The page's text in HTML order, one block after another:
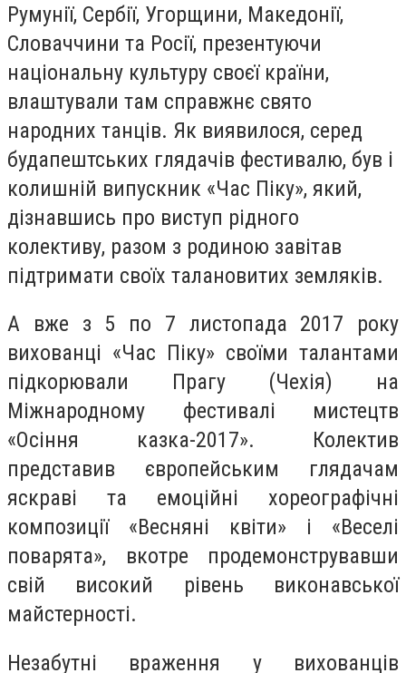
Румунії, Сербії, Угорщини, Македонії,
Словаччини та Росії, презентуючи
національну культуру своєї країни,
влаштували там справжнє свято
народних танців. Як виявилося, серед
будапештських глядачів фестивалю, був і
колишній випускник «Час Піку», який,
дізнавшись про виступ рідного
колективу, разом з родиною завітав
підтримати своїх талановитих земляків.
А вже з 5 по 7 листопада 2017 року
вихованці «Час Піку» своїми талантами
підкорювали Прагу (Чехія) на
Міжнародному фестивалі мистецтв
«Осіння казка-2017». Колектив
представив європейським глядачам
яскраві та емоційні хореографічні
композиції «Весняні квіти» і «Веселі
поварята», вкотре продемонструвавши
свій високий рівень виконавської
майстерності.
Незабутні враження у вихованців